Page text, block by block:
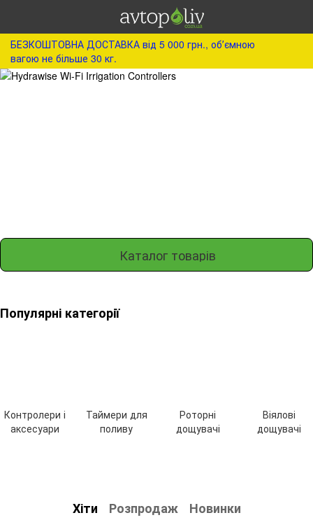
БЕЗКОШТОВНА ДОСТАВКА від 5 000 грн., обʼємною
вагою не більше 30 кг.
Каталог товарів
Популярні категорії
Контролери і
аксесуари
Таймери для
поливу
Роторні
дощувачі
Віялові
дощувачі
Хіти Розпродаж Новинки